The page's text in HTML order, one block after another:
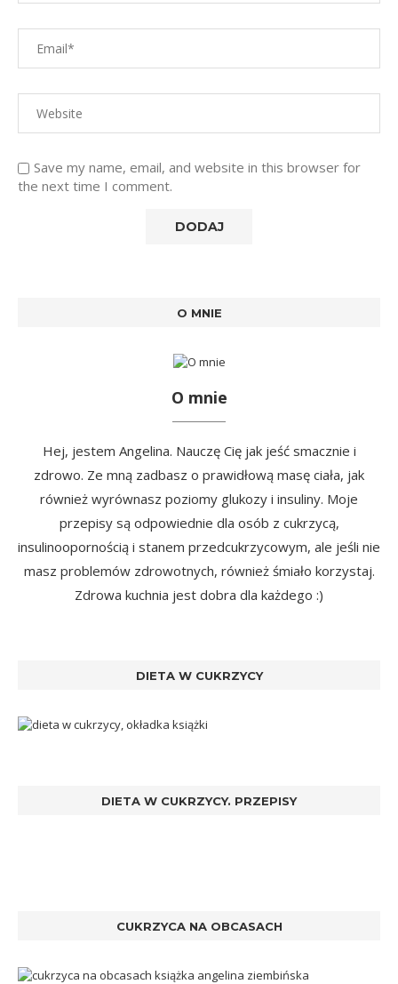
Save my name, email, and website in this browser for
the next time I comment.
O MNIE
O mnie
Hej, jestem Angelina. Nauczę Cię jak jeść smacznie i
zdrowo. Ze mną zadbasz o prawidłową masę ciała, jak
również wyrównasz poziomy glukozy i insuliny. Moje
przepisy są odpowiednie dla osób z cukrzycą,
insulinoopornością i stanem przedcukrzycowym, ale jeśli nie
masz problemów zdrowotnych, również śmiało korzystaj.
Zdrowa kuchnia jest dobra dla każdego :)
DIETA W CUKRZYCY
DIETA W CUKRZYCY. PRZEPISY
CUKRZYCA NA OBCASACH